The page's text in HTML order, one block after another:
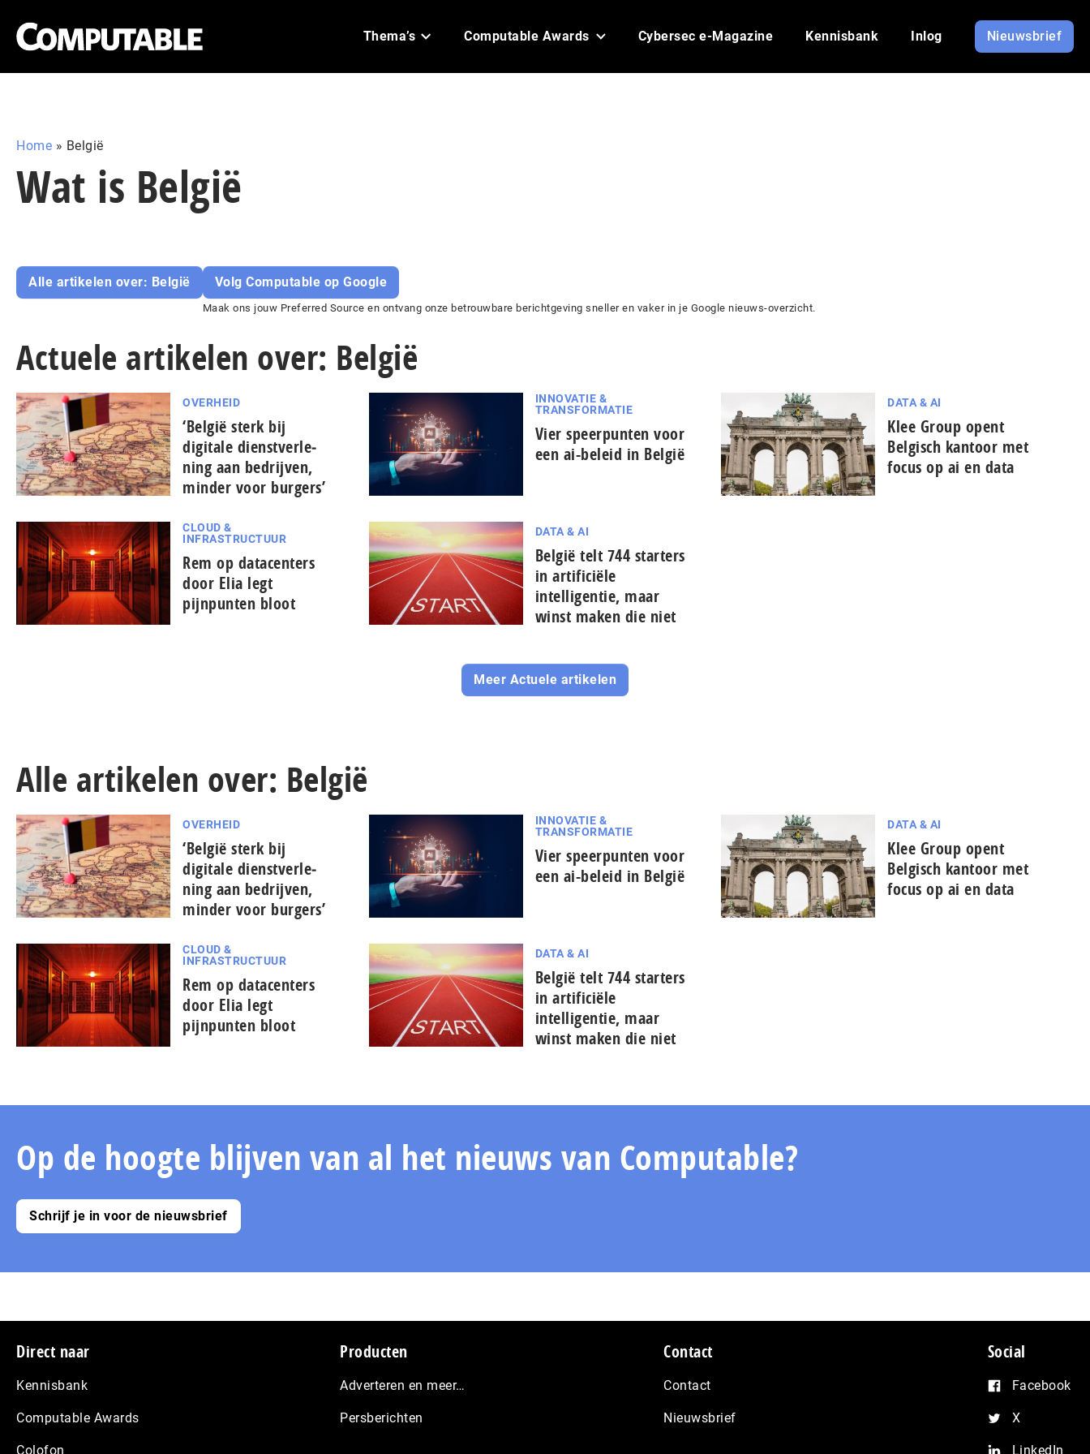
Thema’s Computable Awards Cybersec e-Magazine Kennisbank Inlog Nieuwsbrief
Home » België
Wat is België
Alle artikelen over: België Volg Computable op Google
Maak ons jouw Preferred Source en ontvang onze betrouwbare berichtgeving sneller en vaker in je Google nieuws-overzicht.
Actuele artikelen over: België
OVERHEID
‘België sterk bij
digitale dienst­ver­le­
ning aan bedrijven,
minder voor burgers’
INNOVATIE &
TRANSFORMATIE
Vier speerpunten voor
een ai-beleid in België
DATA & AI
Klee Group opent
Belgisch kantoor met
focus op ai en data
CLOUD &
INFRASTRUCTUUR
Rem op datacenters
door Elia legt
pijnpunten bloot
DATA & AI
België telt 744 starters
in artificiële
intelligentie, maar
winst maken die niet
Meer Actuele artikelen
Alle artikelen over: België
OVERHEID
‘België sterk bij
digitale dienst­ver­le­
ning aan bedrijven,
minder voor burgers’
INNOVATIE &
TRANSFORMATIE
Vier speerpunten voor
een ai-beleid in België
DATA & AI
Klee Group opent
Belgisch kantoor met
focus op ai en data
CLOUD &
INFRASTRUCTUUR
Rem op datacenters
door Elia legt
pijnpunten bloot
DATA & AI
België telt 744 starters
in artificiële
intelligentie, maar
winst maken die niet
Op de hoogte blijven van al het nieuws van Computable?
Schrijf je in voor de nieuwsbrief
Footer
Direct naar
Kennisbank
Computable Awards
Colofon
Producten
Adverteren en meer…
Persberichten
Contact
Contact
Nieuwsbrief
Social
Facebook
X
LinkedIn